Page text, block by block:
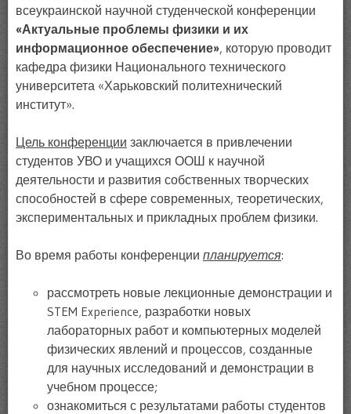
всеукраинской научной студенческой конференции
«Актуальные проблемы физики и их
информационное обеспечение», которую проводит
кафедра физики Национального технического
университета «Харьковский политехнический
институт».
Цель конференции заключается в привлечении
студентов УВО и учащихся ООШ к научной
деятельности и развития собственных творческих
способностей в сфере современных, теоретических,
экспериментальных и прикладных проблем физики.
Во время работы конференции планируется:
рассмотреть новые лекционные демонстрации и
STEM Experience, разработки новых
лабораторных работ и компьютерных моделей
физических явлений и процессов, созданные
для научных исследований и демонстрации в
учебном процессе;
ознакомиться с результатами работы студентов